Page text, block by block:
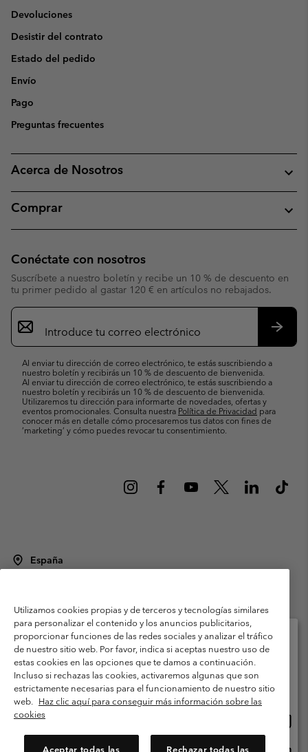
Devoluciones
Desistir del contrato
Estado del pedido
Envío
Pago
Preguntas frecuentes
Acerca de Nosotros
Comprar
Conéctate con nosotros
Suscríbete a nuestro boletín y recibe un 10 % de descuento en
tu primer pedido al gastar 120 € en artículos no rebajados.
Suscripción
de
correo
Al enviar tu dirección de correo electrónico, te estás suscribiendo a
nuestro boletín y recibirás un 10 % de descuento de bienvenida.
Al enviar tu dirección de correo electrónico, te estás suscribiendo a
nuestro boletín y recibirás un 10 % de descuento de bienvenida.
Utilizaremos tu dirección para informarte de novedades, ofertas y
eventos promocionales. Consulta nuestra Política de Privacidad para
conocer más en detalle cómo procesaremos tus datos con fines de
’marketing’ y cómo puedes revocar tu consentimiento.
España
Condiciones de uso
Terminos de Venta
Garantía
Política de Privacidad
Términos y condiciones del programa de miembros
Términos De Uso Del Contenido Generado Por Los Usuarios
Impressum
Cookies Public CBCR
Servicio al cliente: Lu. - Vi. de 9:00 a 13:00 y de 14:00 a 18:00
Utilizamos cookies propias y de terceros y tecnologías similares
para personalizar el contenido y los anuncios publicitarios,
proporcionar funciones de las redes sociales y analizar el tráfico
de nuestro sitio web. Por favor, indica si aceptas nuestro uso de
estas cookies en las opciones que te damos a continuación.
Incluso si rechazas las cookies, activaremos algunas que son
estrictamente necesarias para el funcionamiento de nuestro sitio
web. Haz clic aquí para conseguir más información sobre las
cookies
Aceptar todas las Rechazar todas las
Selecciona tu país e idioma envío
Compras en línea disponibles
línea